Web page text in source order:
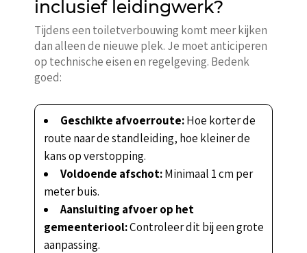
inclusief leidingwerk?
Tijdens een toiletverbouwing komt meer kijken
dan alleen de nieuwe plek. Je moet anticiperen
op technische eisen en regelgeving. Bedenk
goed:
Geschikte afvoerroute:Hoe korter de
route naar de standleiding, hoe kleiner de
kans op verstopping.
Voldoende afschot:Minimaal 1 cm per
meter buis.
Aansluiting afvoer op het
gemeenteriool:Controleer dit bij een grote
aanpassing.